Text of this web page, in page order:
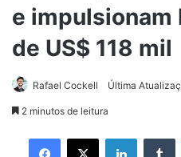
e impulsionam
de US$ 118 mil
Rafael Cockell Última
2 minutos de leitura
Facebook
X Linkedin